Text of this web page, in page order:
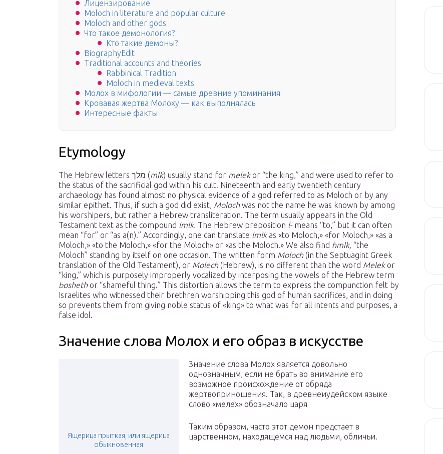
Лицензирование
Moloch in literature and popular culture
Moloch and other gods
Что такое демонология?
Кто такие демоны?
BiographyEdit
Traditional accounts and theories
Rabbinical Tradition
Moloch in medieval texts
Молох в мифологии — самые древние упоминания
Кровавая жертва Молоху — как выполнялась
Интересные факты
Etymology
The Hebrew letters מלך (mlk) usually stand for melekor “the king,” and were used to refer to
the status of the sacrificial god within his cult. Nineteenth and early twentieth century
archaeology has found almost no physical evidence of a god referred to as Moloch or by any
similar epithet. Thus, if such a god did exist, Molochwas not the name he was known by among
his worshipers, but rather a Hebrew transliteration. The term usually appears in the Old
Testament text as the compound lmlk. The Hebrew preposition l-means “to,” but it can often
mean “for” or “as a(n).” Accordingly, one can translate lmlkas «to Moloch,» «for Moloch,» «as a
Moloch,» «to the Moloch,» «for the Moloch» or «as the Moloch.» We also find hmlk, “the
Moloch” standing by itself on one occasion. The written form Moloch(in the Septuagint Greek
translation of the Old Testament), or Molech(Hebrew), is no different than the word Melekor
“king,” which is purposely improperly vocalized by interposing the vowels of the Hebrew term
boshethor “shameful thing.” This distortion allows the term to express the compunction felt by
Israelites who witnessed their brethren worshipping this god of human sacrifices, and in doing
so prevents them from giving noble status of «king» to what was for all intents and purposes, a
false idol.
Значение слова Молох и его образ в искусстве
Ящерица прыткая, или ящерица
обыкновенная
Значение слова Молох является довольно
однозначным, если не брать во внимание его
возможное происхождение от обряда
жертвоприношения. Так, в древнеиудейском языке
слово «мелех» обозначало царя
Таким образом, часто этот демон предстает в
царственном, находящемся над людьми, обличьи.